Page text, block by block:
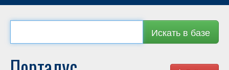
Искать в базе